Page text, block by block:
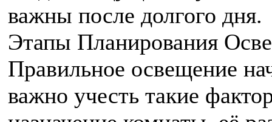
важны после долгого дня.
Этапы Планирования
Правильное освещение
важно учесть такие